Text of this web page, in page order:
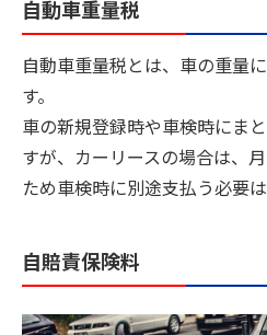
自動車重量税
自動車重量税とは、車の重量
す。
車の新規登録時や車検時にま
すが、カーリースの場合は、
ため車検時に別途支払う必要は
自賠責保険料